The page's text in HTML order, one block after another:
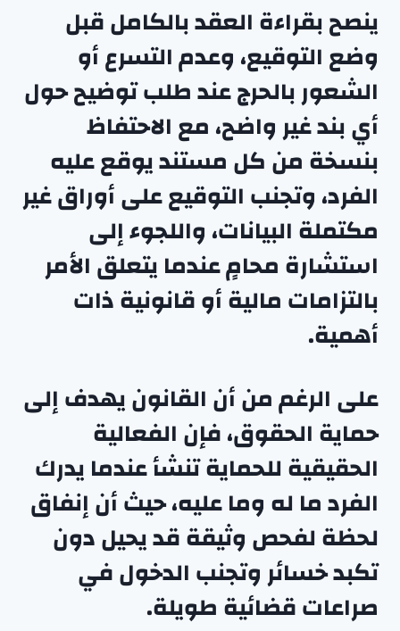
ينصح بقراءة العقد بالكامل قبل
وضع التوقيع، وعدم التسرع أو
الشعور بالحرج عند طلب توضيح حول
أي بند غير واضح، مع الاحتفاظ
بنسخة من كل مستند يوقع عليه
الفرد، وتجنب التوقيع على أوراق غير
مكتملة البيانات، واللجوء إلى
استشارة محامٍ عندما يتعلق الأمر
بالتزامات مالية أو قانونية ذات
أهمية.
على الرغم من أن القانون يهدف إلى
حماية الحقوق، فإن الفعالية
الحقيقية للحماية تنشأ عندما يدرك
الفرد ما له وما عليه، حيث أن إنفاق
لحظة لفحص وثيقة قد يحيل دون
تكبد خسائر وتجنب الدخول في
صراعات قضائية طويلة.